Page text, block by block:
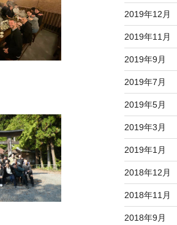
2019年12月
2019年11月
2019年9月
2019年7月
2019年5月
2019年3月
2019年1月
2018年12月
2018年11月
2018年9月